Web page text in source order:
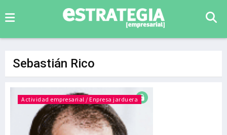
Sebastián Rico
Actividad empresarial / Enpresa jarduera